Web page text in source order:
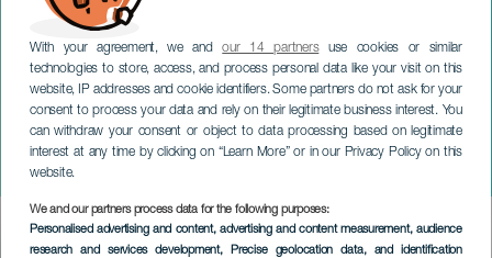
With your agreement, we andour 14 partnersuse cookies or similar
technologies to store, access, and process personal data like your visit on this
website, IP addresses and cookie identifiers. Some partners do not ask for your
consent to process your data and rely on their legitimate business interest. You
can withdraw your consent or object to data processing based on legitimate
interest at any time by clicking on “Learn More” or in our Privacy Policy on this
website.
We and our partners process data for the following purposes:
Personalised advertising and content, advertising and content measurement, audience
research and services development, Precise geolocation data, and identification
Mezinárodní festival La
Orotava Cittaslow
TENERIFE
Imagen
Listado